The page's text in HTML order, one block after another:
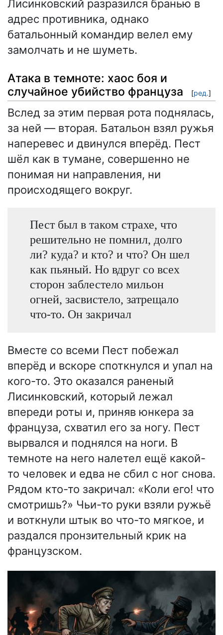
Лисинковский разразился бранью в
адрес противника, однако
батальонный командир велел ему
замолчать и не шуметь.
Атака в темноте: хаос боя и
случайное убийство француза
[ред.]
Вслед за этим первая рота поднялась,
за ней — вторая. Батальон взял ружья
наперевес и двинулся вперёд. Пест
шёл как в тумане, совершенно не
понимая ни направления, ни
происходящего вокруг.
Пест был в таком страхе, что
решительно не помнил, долго
ли? куда? и кто? и что? Он шел
как пьяный. Но вдруг со всех
сторон заблестело мильон
огней, засвистело, затрещало
что-то. Он закричал
Вместе со всеми Пест побежал
вперёд и вскоре споткнулся и упал на
кого-то. Это оказался раненый
Лисинковский, который лежал
впереди роты и, приняв юнкера за
француза, схватил его за ногу. Пест
вырвался и поднялся на ноги. В
темноте на него налетел ещё какой-
то человек и едва не сбил с ног снова.
Рядом кто-то закричал: «Коли его! что
смотришь?» Чьи-то руки взяли ружьё
и воткнули штык во что-то мягкое, и
раздался пронзительный крик на
французском.